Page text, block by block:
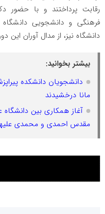
رقابت پرداختند و با حضور
فرهنگی و دانشجویی دانشگاه
دانشگاه نیز، از مدال آوران این
بیشتر بخوانید:
دانشجویان دانشکده
مانا درخشیدند
آغاز همکاری بین
مقدس احمدی و محمدی